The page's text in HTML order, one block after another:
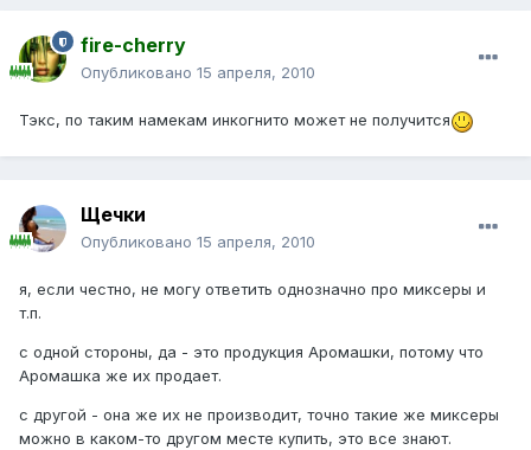
fire-cherry
Опубликовано 15 апреля, 2010
Тэкс, по таким намекам инкогнито может не получится
Щечки
Опубликовано 15 апреля, 2010
я, если честно, не могу ответить однозначно про миксеры и
т.п.
с одной стороны, да - это продукция Аромашки, потому что
Аромашка же их продает.
с другой - она же их не производит, точно такие же миксеры
можно в каком-то другом месте купить, это все знают.